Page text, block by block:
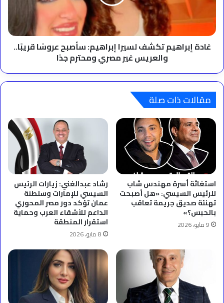
سأصبح
قريبًا..
والعريس
غير
جدًا
غادة إبراهيم تكشف لسيرا إبراهيم: سأصبح عروسًا قريبًا..
والعريس غير مصري ومحترم جدًا
مقالات ذات صلة
استغاثة أسرة مهندس شاب
للرئيس السيسي: «هل أصبحت
تهنئة صديق جريمة تعاقب
بالحبس؟»
9 مايو، 2026
رشاد عبدالغني: زيارات الرئيس
السيسي للإمارات وسلطنة
عمان تؤكد دور مصر المحوري
الداعم للأشقاء العرب وحماية
استقرار المنطقة
8 مايو، 2026